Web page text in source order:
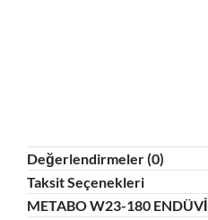
Değerlendirmeler (0)
Taksit Seçenekleri
METABO W23-180 ENDÜVİ